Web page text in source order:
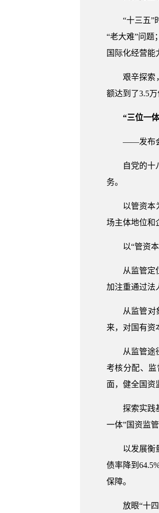
“十三五”
“老大难”问题
国际化经营能
艰辛探索
额达到了3.5
“三位一
——发布会
自党的十
务。
以管资本
场主体地位和
以“管资
从监管定
加注重通过法
从监管
来，对国有资
从监管途
考核分配、
面，健全国资
探索实践
一体”国资监
以发展衡
债率降到
保障。
放眼“十